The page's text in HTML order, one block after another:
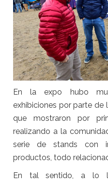
En la expo hubo
exhibiciones por parte de
que mostraron por
realizando a la
serie de stands con
productos, todo
En tal sentido, a lo